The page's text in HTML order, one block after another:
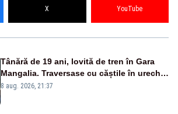
X YouTube
Tânără de 19 ani, lovită de tren în Gara
Mangalia. Traversase cu căștile în urechi
liniile printr-un loc nepermis
8 aug. 2026, 21:37